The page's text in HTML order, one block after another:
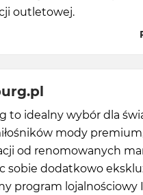
outletowej.
to idealny wybór dla
mody
od renomowanych
sobie dodatkowo
program lojalnościowy